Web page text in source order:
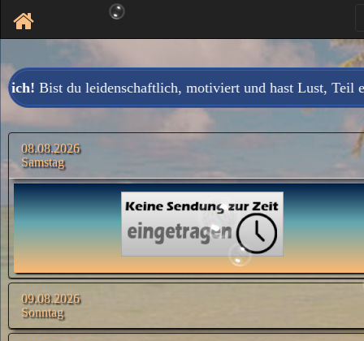
motiviert und hast Lust, Teil eines
08.08.2026
Samstag
09.08.2026
Sonntag